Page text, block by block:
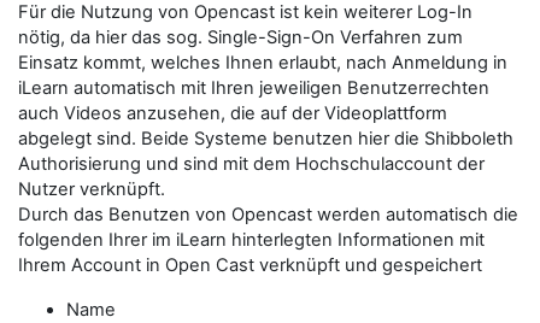
Für die Nutzung von Opencast ist kein weiterer Log-In
nötig, da hier das sog. Single-Sign-On Verfahren zum
Einsatz kommt, welches Ihnen erlaubt, nach Anmeldung in
iLearn automatisch mit Ihren jeweiligen Benutzerrechten
auch Videos anzusehen, die auf der Videoplattform
abgelegt sind. Beide Systeme benutzen hier die Shibboleth
Authorisierung und sind mit dem Hochschulaccount der
Nutzer verknüpft.
Durch das Benutzen von Opencast werden automatisch die
folgenden Ihrer im iLearn hinterlegten Informationen mit
Ihrem Account in Open Cast verknüpft und gespeichert
Name